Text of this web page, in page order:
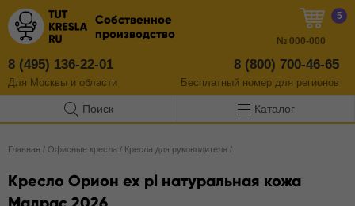
Собственное
производство
8 (495) 136-22-01
Для Москвы и области
8 (800) 700-46-65
Бесплатный номер для регионов
5
№ 000-000
Поиск Каталог
Главная / Офисные кресла / Кресла для руководителя /
Кресло Орион ех pl натуральная кожа